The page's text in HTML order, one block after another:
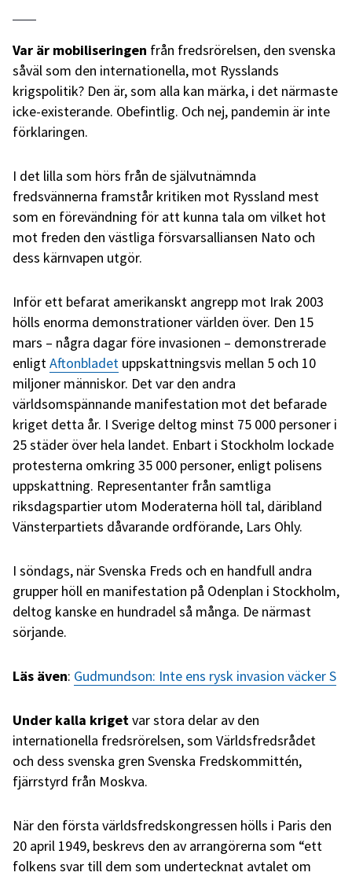
Var är mobiliseringen från fredsrörelsen, den svenska
såväl som den internationella, mot Rysslands
krigspolitik? Den är, som alla kan märka, i det närmaste
icke-existerande. Obefintlig. Och nej, pandemin är inte
förklaringen.
I det lilla som hörs från de självutnämnda
fredsvännerna framstår kritiken mot Ryssland mest
som en förevändning för att kunna tala om vilket hot
mot freden den västliga försvarsalliansen Nato och
dess kärnvapen utgör.
Inför ett befarat amerikanskt angrepp mot Irak 2003
hölls enorma demonstrationer världen över. Den 15
mars – några dagar före invasionen – demonstrerade
enligt Aftonbladet uppskattningsvis mellan 5 och 10
miljoner människor. Det var den andra
världsomspännande manifestation mot det befarade
kriget detta år. I Sverige deltog minst 75 000 personer i
25 städer över hela landet. Enbart i Stockholm lockade
protesterna omkring 35 000 personer, enligt polisens
uppskattning. Representanter från samtliga
riksdagspartier utom Moderaterna höll tal, däribland
Vänsterpartiets dåvarande ordförande, Lars Ohly.
I söndags, när Svenska Freds och en handfull andra
grupper höll en manifestation på Odenplan i Stockholm,
deltog kanske en hundradel så många. De närmast
sörjande.
Läs även: Gudmundson: Inte ens rysk invasion väcker S
Under kalla kriget var stora delar av den
internationella fredsrörelsen, som Världsfredsrådet
och dess svenska gren Svenska Fredskommittén,
fjärrstyrd från Moskva.
När den första världsfredskongressen hölls i Paris den
20 april 1949, beskrevs den av arrangörerna som “ett
folkens svar till dem som undertecknat avtalet om